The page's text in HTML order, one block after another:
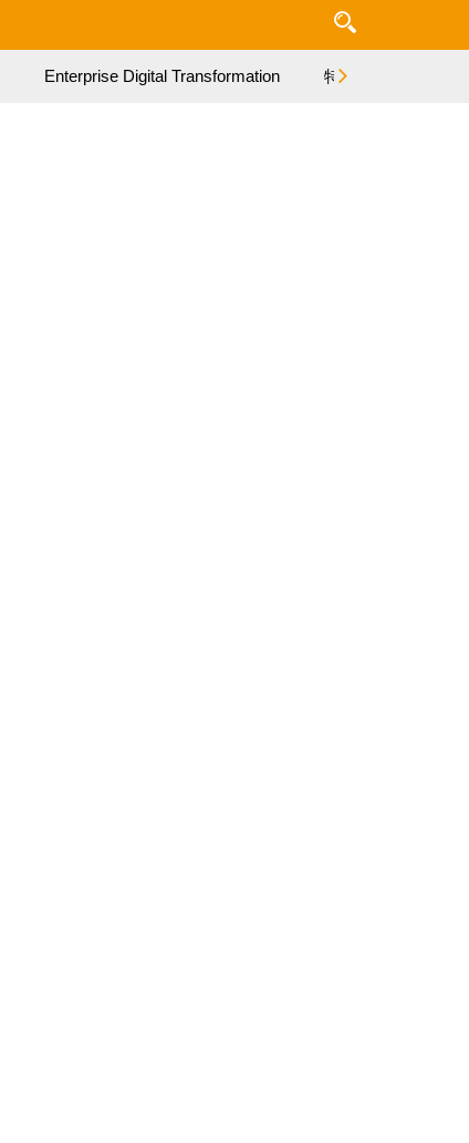
Enterprise Digital Transformation 特集